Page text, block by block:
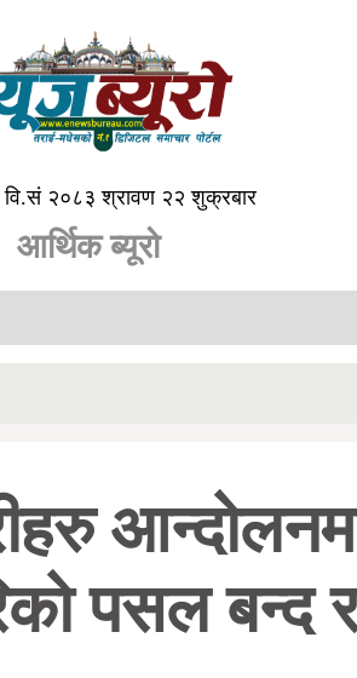
२०८३ श्रावण २२ शुक्रबार
आर्थिक ब्यूरो
पसल बन्द